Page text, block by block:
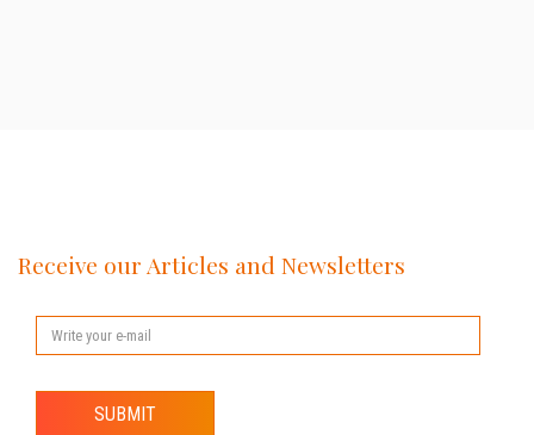
Receive our Articles and Newsletters
SUBMIT